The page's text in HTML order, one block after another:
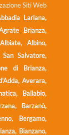
Siti Web
Lariana,
Brianza,
Albino,
Salvatore,
di Brianza,
Averara,
Ballabio,
Barzanò,
Bergamo,
Bianzano,